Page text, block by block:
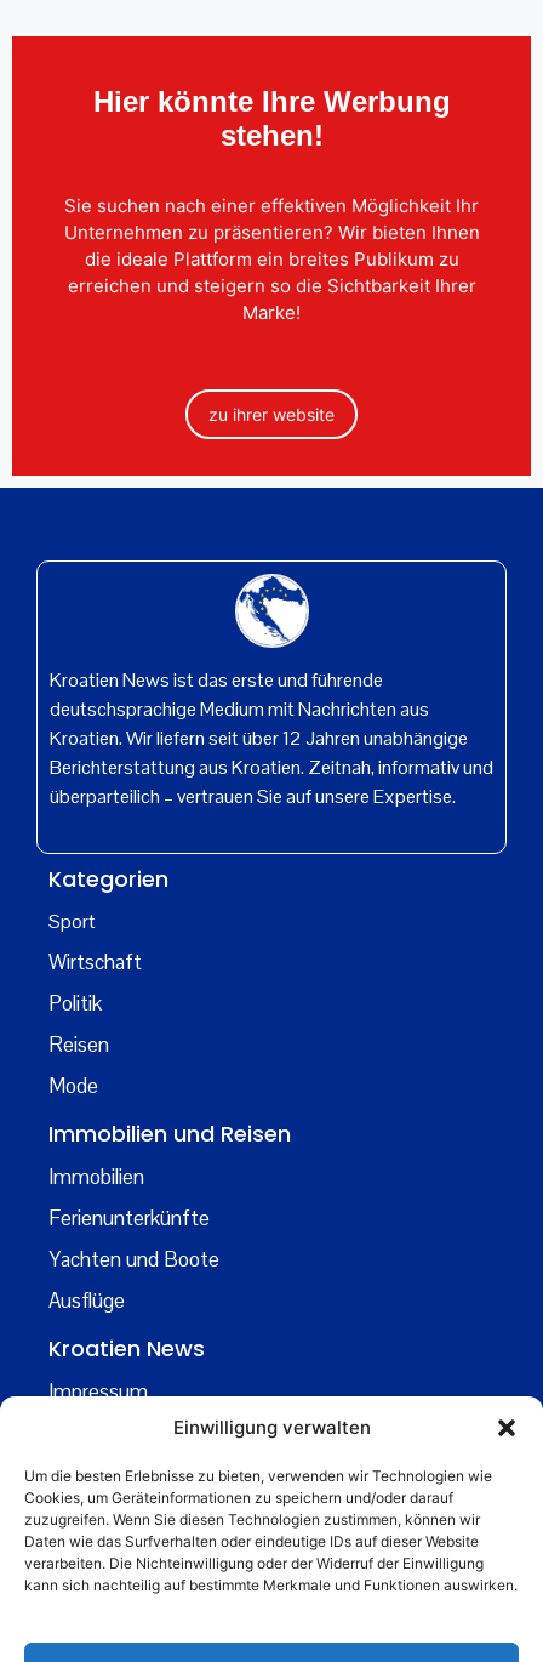
Einwilligung verwalten
Um die besten Erlebnisse zu bieten, verwenden wir Technologien wie
Cookies, um Geräteinformationen zu speichern und/oder darauf
zuzugreifen. Wenn Sie diesen Technologien zustimmen, können wir
Daten wie das Surfverhalten oder eindeutige IDs auf dieser Website
verarbeiten. Die Nichteinwilligung oder der Widerruf der Einwilligung
kann sich nachteilig auf bestimmte Merkmale und Funktionen auswirken.
Hier könnte Ihre Werbung
stehen!
Sie suchen nach einer effektiven Möglichkeit Ihr
Unternehmen zu präsentieren? Wir bieten Ihnen
die ideale Plattform ein breites Publikum zu
erreichen und steigern so die Sichtbarkeit Ihrer
Marke!
zu ihrer website
Kroatien News ist das erste und führende
deutschsprachige Medium mit Nachrichten aus
Kroatien. Wir liefern seit über 12 Jahren unabhängige
Berichterstattung aus Kroatien. Zeitnah, informativ und
überparteilich – vertrauen Sie auf unsere Expertise.
Kategorien
Sport
Wirtschaft
Politik
Reisen
Mode
Immobilien und Reisen
Immobilien
Ferienunterkünfte
Yachten und Boote
Ausflüge
Kroatien News
Impressum
Kontakt
Über uns
Business